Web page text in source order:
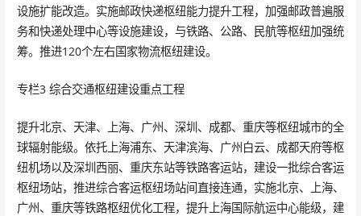
设施扩能改造。实施邮政快递枢纽能力提升工程，加强邮政普遍服
务和快递处理中心等设施建设，与铁路、公路、民航等枢纽加强统
筹。推进120个左右国家物流枢纽建设。
专栏3 综合交通枢纽建设重点工程
提升北京、天津、上海、广州、深圳、成都、重庆等枢纽城市的全
球辐射能级。依托上海浦东、天津滨海、广州白云、成都天府等枢
纽机场以及深圳西丽、重庆东站等铁路客运站，建设一批综合客运
枢纽场站，推进综合客运枢纽场站间直接连通，实施北京、上海、
广州、重庆等铁路枢纽优化工程，提升上海国际航运中心能级，建